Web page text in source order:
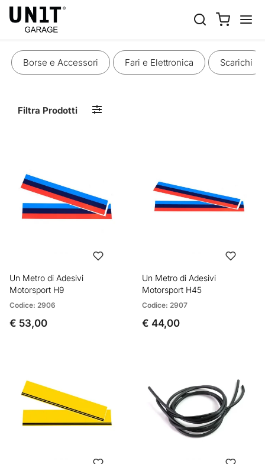
CARROZZERIA
Borse e Accessori Fari e Elettronica Scarichi
Filtra Prodotti
Un Metro di Adesivi
Motorsport H9
Codice: 2906
€ 53,00
Un Metro di Adesivi
Motorsport H45
Codice: 2907
€ 44,00